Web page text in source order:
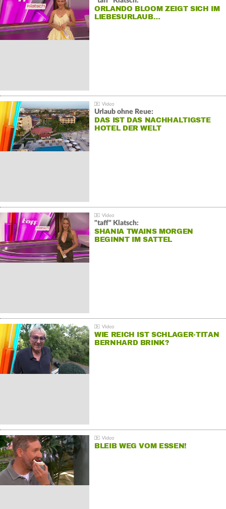
ORLANDO BLOOM ZEIGT SICH IM
LIEBESURLAUB…
Urlaub ohne Reue:
DAS IST DAS NACHHALTIGSTE
HOTEL DER WELT
"taff" Klatsch:
SHANIA TWAINS MORGEN
BEGINNT IM SATTEL
WIE REICH IST SCHLAGER-TITAN
BERNHARD BRINK?
BLEIB WEG VOM ESSEN!